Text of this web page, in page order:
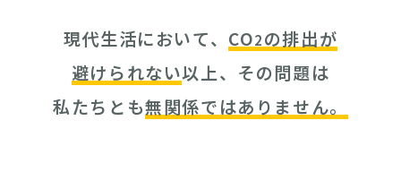
現代生活において、 CO2の排出が
避けられない以上、その問題は
私たちとも無関係ではありません。